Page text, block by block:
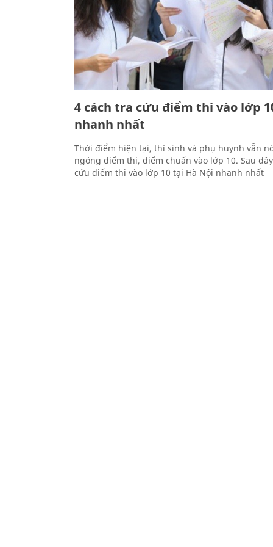
4 cách tra cứu điểm thi vào lớp
nhanh nhất
Thời điểm hiện tại, thí sinh và phụ huynh vẫn
ngóng điểm thi, điểm chuẩn vào lớp 10. Sau
cứu điểm thi vào lớp 10 tại Hà Nội nhanh nhất